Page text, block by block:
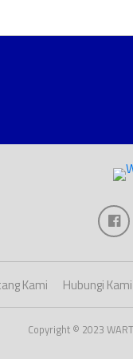
Kami Hubungi Kami
Copyright © 2023